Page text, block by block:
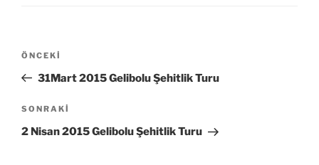
Yazı
Önceki
Yazı
ÖNCEKI
31Mart 2015 Gelibolu Şehitlik Turu
Sonraki
Yazı
SONRAKI
2 Nisan 2015 Gelibolu Şehitlik Turu